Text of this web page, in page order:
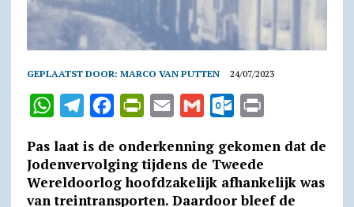
GEPLAATST DOOR: MARCO VAN PUTTEN 24/07/2023
W
a
t
s
T
l
e
g
c
e
b
i
n
t
a
i
l
a
i
l
t
l
o
i
n
t
Pas laat is de onderkenning gekomen dat de
Jodenvervolging tijdens de Tweede
Wereldoorlog hoofdzakelijk afhankelijk was
van treintransporten. Daardoor bleef de